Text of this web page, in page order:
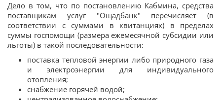
Дело в том, что по постановлению Кабмина, средства
поставщикам услуг "Ощадбанк" перечисляет (в
соответствии с суммами в квитанциях) в пределах
суммы госпомощи (размера ежемесячной субсидии или
льготы) в такой последовательности:
поставка тепловой энергии либо природного газа
и электроэнергии для индивидуального
отопления;
снабжение горячей водой;